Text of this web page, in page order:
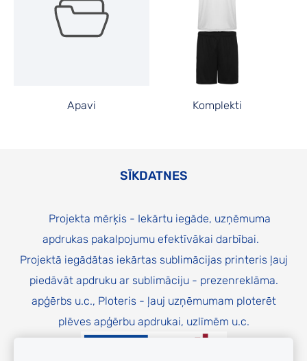
Apavi Komplekti
SĪKDATNES
Projekta mērķis - Iekārtu iegāde, uzņēmuma
apdrukas pakalpojumu efektīvākai darbībai.
Projektā iegādātas iekārtas sublimācijas printeris ļauj
piedāvāt apdruku ar sublimāciju - prezenreklāma.
apģērbs u.c., Ploteris - ļauj uzņēmumam ploterēt
plēves apģērbu apdrukai, uzlīmēm u.c.